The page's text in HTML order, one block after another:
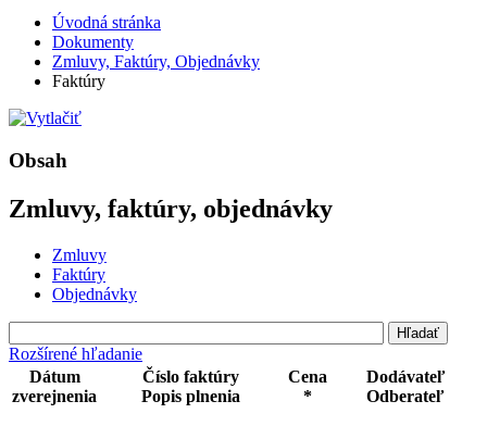
Úvodná stránka
Dokumenty
Zmluvy, Faktúry, Objednávky
Faktúry
Obsah
Zmluvy, faktúry, objednávky
Zmluvy
Faktúry
Objednávky
Rozšírené hľadanie
Dátum
zverejnenia
Číslo faktúry
Popis plnenia
Cena
*
Dodávateľ
Odberateľ